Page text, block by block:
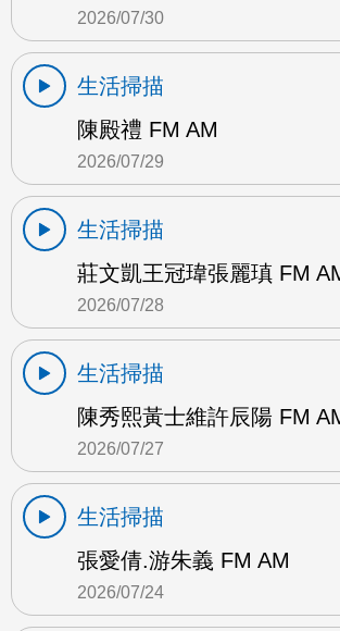
2026/07/30
生活掃描
陳殿禮 FM AM
2026/07/29
生活掃描
莊文凱王冠瑋張麗瑱 FM
2026/07/28
生活掃描
陳秀熙黃士維許辰陽 FM
2026/07/27
生活掃描
張愛倩.游朱義 FM AM
2026/07/24